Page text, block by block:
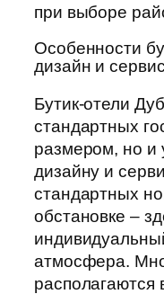
при выборе
Особенности
дизайн и сервис
Бутик-отели
стандартных
размером, но и
дизайну и
стандартных
обстановке –
атмосфера.
располагаются